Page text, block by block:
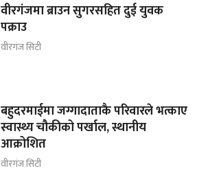
वीरगंजमा ब्राउन सुगरसहित दुई युवक
पक्राउ
वीरगंज सिटी
बहुदरमाईमा जग्गादाताकै परिवारले भत्काए
स्वास्थ्य चौकीको पर्खाल, स्थानीय
आक्रोशित
वीरगंज सिटी